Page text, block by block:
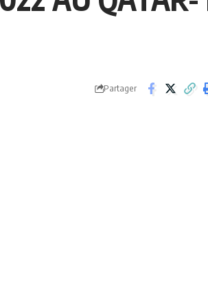
Partager